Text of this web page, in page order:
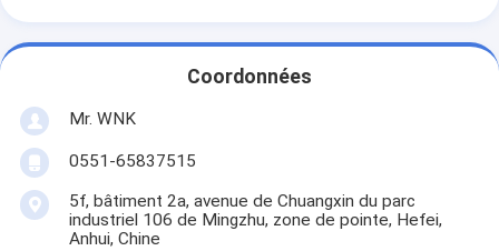
Coordonnées
Mr. WNK
0551-65837515
5f, bâtiment 2a, avenue de Chuangxin du parc
industriel 106 de Mingzhu, zone de pointe, Hefei,
Anhui, Chine